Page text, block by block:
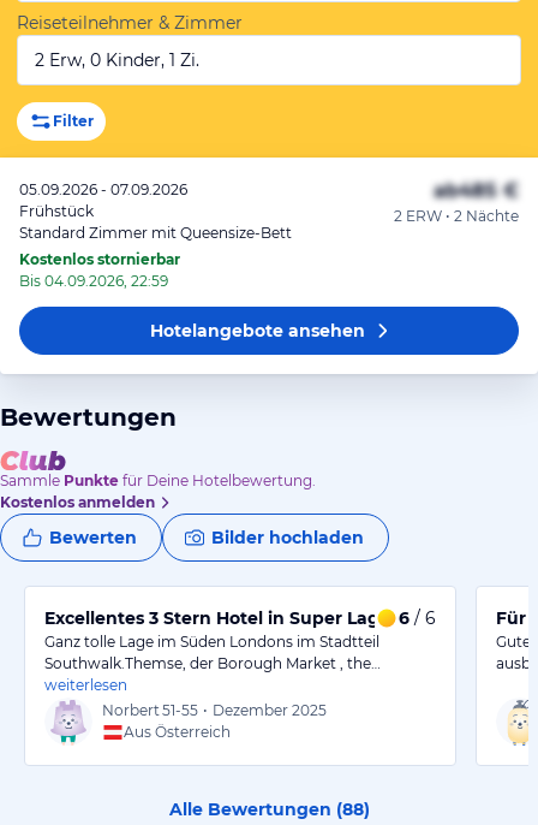
Reiseteilnehmer & Zimmer
2 Erw, 0 Kinder, 1 Zi.
Filter
05.09.2026 - 07.09.2026
Frühstück
Standard Zimmer mit Queensize-Bett
Kostenlos stornierbar
Bis 04.09.2026, 22:59
ab485 €
2 ERW • 2 Nächte
Hotelangeboteansehen
Bewertungen
Sammle Punkte für Deine Hotelbewertung.
Kostenlos anmelden
Bewerten Bilder hochladen
Excellentes 3 Stern Hotel in Super Lage 6 / 6
Ganz tolle Lage im Süden Londons im Stadtteil
Southwalk.Themse, der Borough Market , the…
weiterlesen
Norbert 51-55 • Dezember 2025
Aus Österreich
Für
Alle Bewertungen (88)